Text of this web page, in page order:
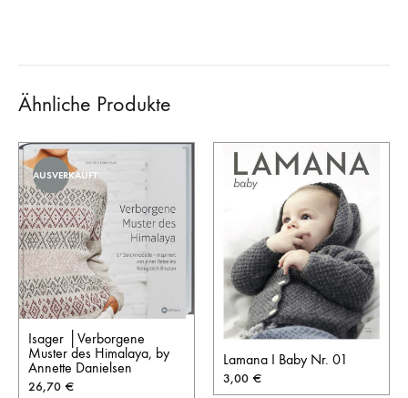
Ähnliche Produkte
AUSVERKAUFT
Isager │Verborgene
Muster des Himalaya, by
Annette Danielsen
26,70 €
Lamana I Baby Nr. 01
3,00 €